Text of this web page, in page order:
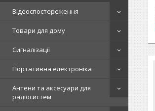
Відеоспостереження
Товари для дому
Сигналізації
Портативна електроніка
Антени та аксесуари для
радіосистем